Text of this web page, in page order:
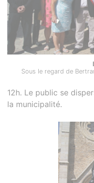
Sous le regard de
12h. Le public se
la municipalité.